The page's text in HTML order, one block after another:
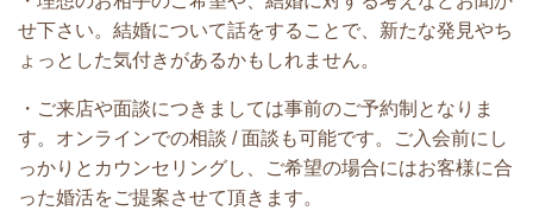
せ下さい。結婚について話をすることで、新たな発見やち
ょっとした気付きがあるかもしれません。
・ご来店や面談につきましては事前のご予約制となりま
す。オンラインでの相談 / 面談も可能です。ご入会前にし
っかりとカウンセリングし、ご希望の場合にはお客様に合
った婚活をご提案させて頂きます。